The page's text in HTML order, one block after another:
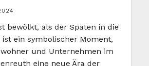
bewölkt, als der Spaten in die
ist ein symbolischer Moment,
und Unternehmen im
eine neue Ära der